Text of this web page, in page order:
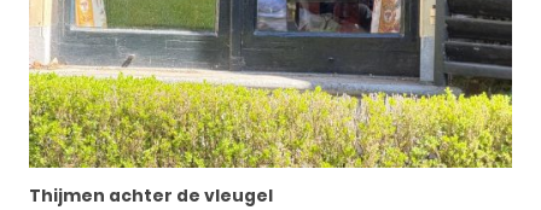
Thijmen achter de vleugel